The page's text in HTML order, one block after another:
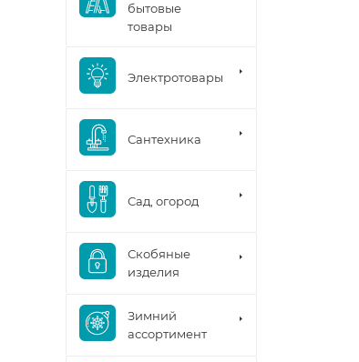
бытовые
товары
Электротовары
Сантехника
Сад, огород
Скобяные
изделия
Зимний
ассортимент